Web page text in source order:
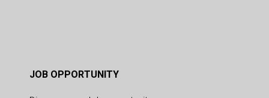
JOB OPPORTUNITY